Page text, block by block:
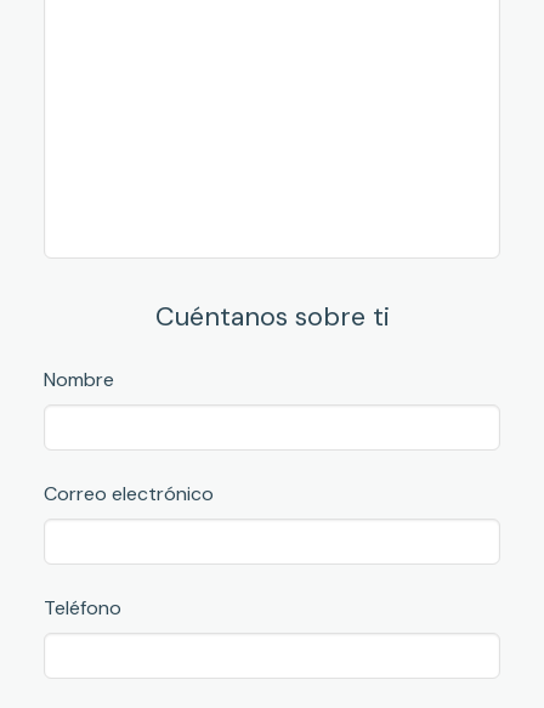
Cuéntanos sobre ti
Nombre
Correo electrónico
Teléfono